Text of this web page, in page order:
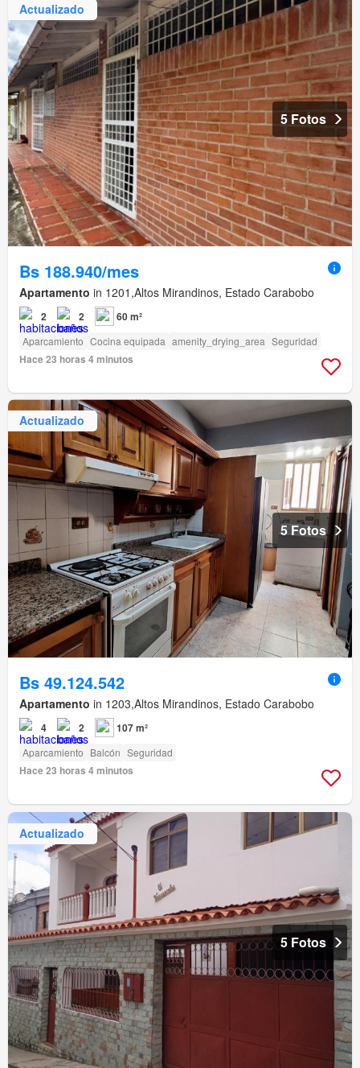
Actualizado
5 Fotos
Bs 188.940/mes
Apartamento in 1201,Altos Mirandinos, Estado Carabobo
2 2 60 m²
Aparcamiento Cocina equipada amenity_drying_area Seguridad
Hace 23 horas 4 minutos
Actualizado
5 Fotos
Bs 49.124.542
Apartamento in 1203,Altos Mirandinos, Estado Carabobo
4 2 107 m²
Aparcamiento Balcón Seguridad
Hace 23 horas 4 minutos
Actualizado
5 Fotos